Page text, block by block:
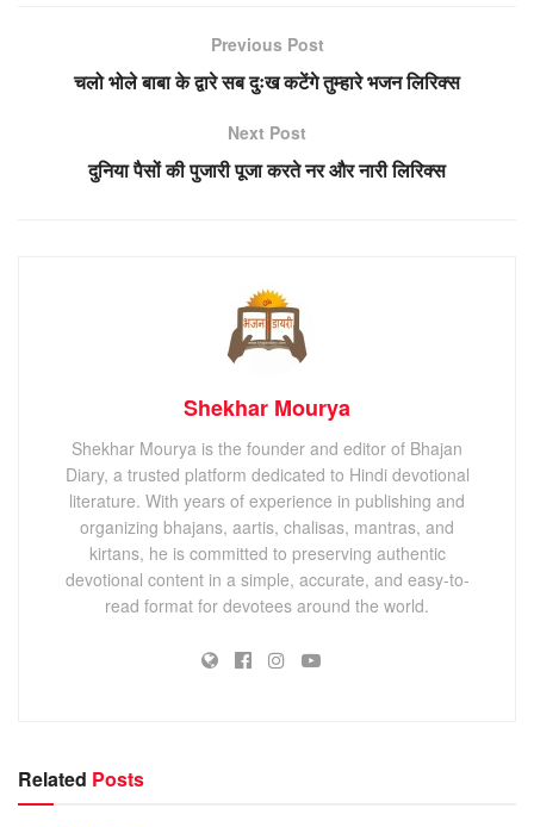
Previous Post
चलो भोले बाबा के द्वारे सब दुःख कटेंगे तुम्हारे भजन लिरिक्स
Next Post
दुनिया पैसों की पुजारी पूजा करते नर और नारी लिरिक्स
Shekhar Mourya
Shekhar Mourya is the founder and editor of Bhajan
Diary, a trusted platform dedicated to Hindi devotional
literature. With years of experience in publishing and
organizing bhajans, aartis, chalisas, mantras, and
kirtans, he is committed to preserving authentic
devotional content in a simple, accurate, and easy-to-
read format for devotees around the world.
Related Posts